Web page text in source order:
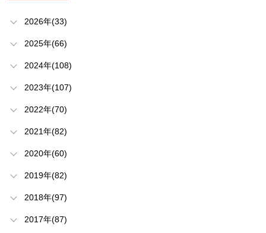
2026年(33)
2025年(66)
2024年(108)
2023年(107)
2022年(70)
2021年(82)
2020年(60)
2019年(82)
2018年(97)
2017年(87)